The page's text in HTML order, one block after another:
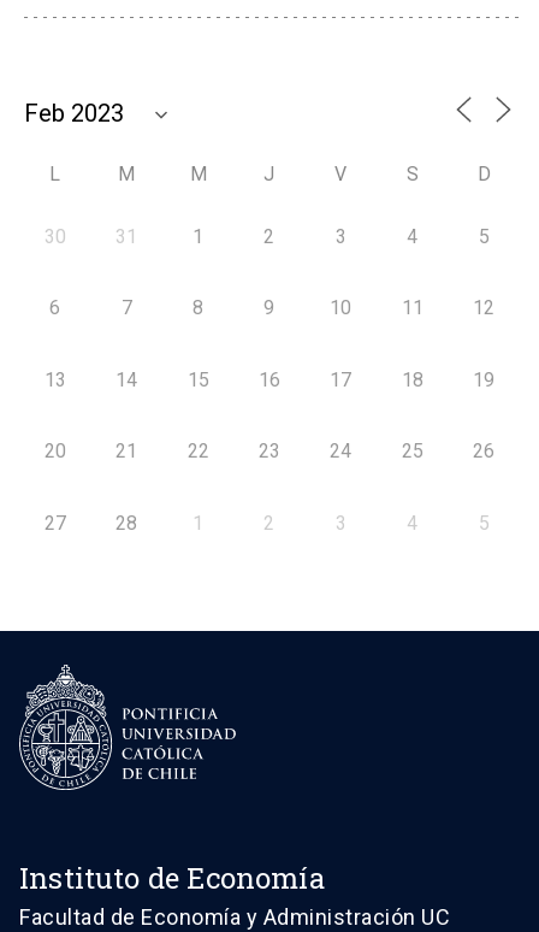
L M M J V S D
30 31 1 2 3 4 5
6 7 8 9 10 11 12
13 14 15 16 17 18 19
20 21 22 23 24 25 26
27 28 1 2 3 4 5
Instituto de Economía
Facultad de Economía y Administración UC